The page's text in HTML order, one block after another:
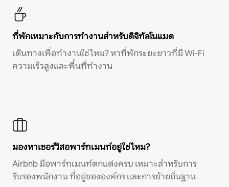
ที่พักเหมาะกับการทำงานสำหรับดิจิทัลโนแมด
เดินทางเพื่อทำงานใช่ไหม? หาที่พักระยะยาวที่มี Wi-Fi
ความเร็วสูงและพื้นที่ทำงาน
มองหาเซอร์วิสอพาร์ทเมนท์อยู่ใช่ไหม?
Airbnb มีอพาร์ทเมนท์ตกแต่งครบ เหมาะสำหรับการ
รับรองพนักงาน ที่อยู่ขององค์กร และการย้ายถิ่นฐาน